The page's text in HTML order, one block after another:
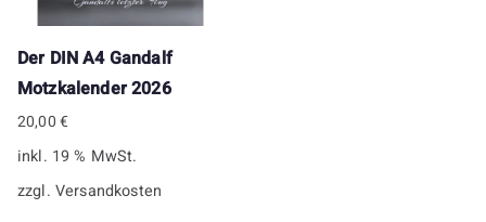
Der DIN A4 Gandalf
Motzkalender 2026
20,00€
inkl. 19 % MwSt.
zzgl. Versandkosten